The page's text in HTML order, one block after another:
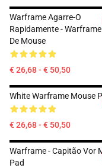
Warframe Agarre-O
Rapidamente - Warframe
De Mouse
€ 26,68 - € 50,50
White Warframe Mouse
€ 26,68 - € 50,50
Warframe - Capitão Vor
Pad